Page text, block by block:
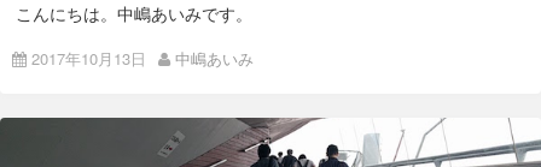
開催！
Tech Open Air 2017、ベルリン再び！
日々の業務でアジャイル開発・スプリントでの改善をおこなっ
ているアメリカ人チームと一緒に仕事をしてきました。 そこで
の学び・手法も今回取り入れ、独自のプロセスを試すことがで
こんにちは。中嶋あいみです。
Workshop (デザイン・スプリント・ワークショップ)**を開催し
イメージを。 デザイン・スプリントを既に知っている方には、
一例として参考になればと思い、ブログ記事にします。
2017年10月13日 中嶋あいみ